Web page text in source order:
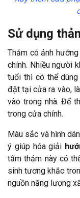
Sử dụng
Thảm có ảnh
chính. Nhiều người
tuổi thì có thể
đặt tại cửa ra vào,
vào trong nhà. Để
trong cửa chính.
Màu sắc và hình
ý giúp hóa giải
tấm thảm này có
sinh tương khắc
nguồn năng lượng